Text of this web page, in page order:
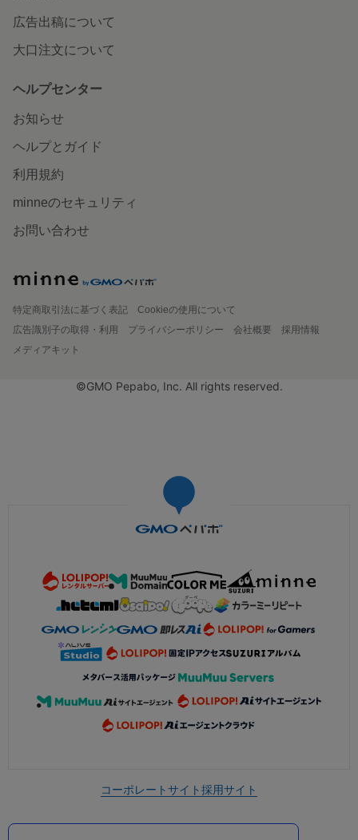
広告出稿について
大口注文について
ヘルプセンター
お知らせ
ヘルプとガイド
利用規約
minneのセキュリティ
お問い合わせ
特定商取引法に基づく表記
Cookieの使用について
広告識別子の取得・利用
プライバシーポリシー 会社概要
採用情報
メディアキット
©GMO Pepabo, Inc. All rights reserved.
コーポレートサイト採用サイト